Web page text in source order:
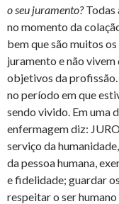
o seu juramento?Todas
no momento da
bem que são muitos
juramento e não
objetivos da
no período em que
sendo vivido. Em uma
enfermagem diz:
serviço da
da pessoa humana,
e fidelidade; guardar
respeitar o ser